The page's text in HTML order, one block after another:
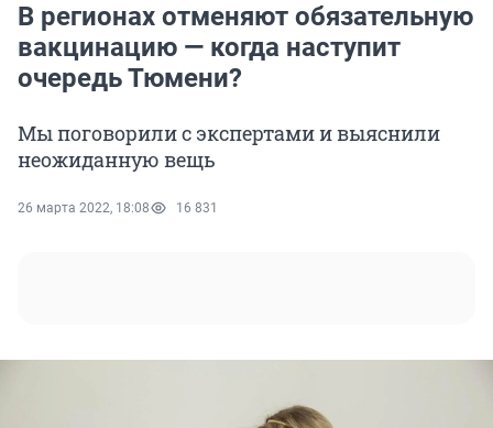
В регионах отменяют обязательную
вакцинацию — когда наступит
очередь Тюмени?
Мы поговорили с экспертами и выяснили
неожиданную вещь
26 марта 2022, 18:08 16 831